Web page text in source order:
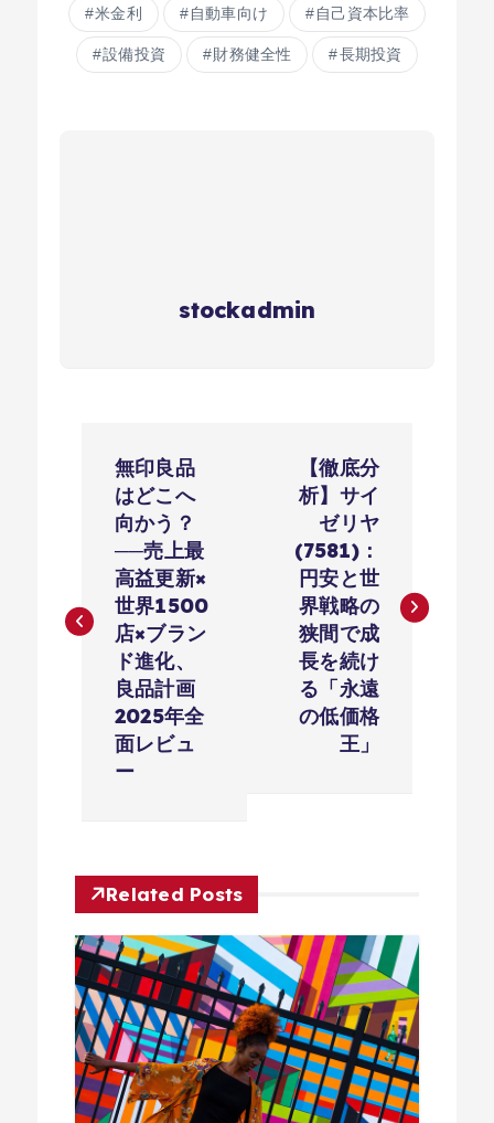
米金利 自動車向け 自己資本比率
設備投資 財務健全性 長期投資
stockadmin
ビ
ン
無印良品
はどこへ
向かう？
──売上最
高益更新×
世界1500
店×ブラン
ド進化、
良品計画
2025年全
面レビュ
ー
【徹底分
析】サイ
ゼリヤ
(7581)：
円安と世
界戦略の
狭間で成
長を続け
る「永遠
の低価格
王」
Related Posts